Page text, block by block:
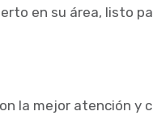
en su área, listo
la mejor atención y